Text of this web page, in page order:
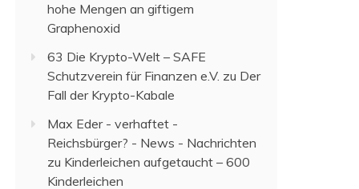
hohe Mengen an giftigem
Graphenoxid
63 Die Krypto-Welt – SAFE
Schutzverein für Finanzen e.V. zu Der
Fall der Krypto-Kabale
Max Eder - verhaftet -
Reichsbürger? - News - Nachrichten
zu Kinderleichen aufgetaucht – 600
Kinderleichen